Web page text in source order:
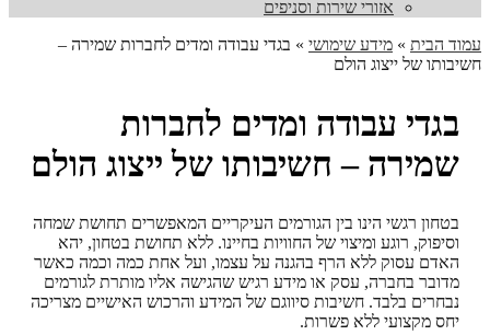
אזורי שירות וסניפים
עמוד הבית » מידע שימושי » בגדי עבודה ומדים לחברות שמירה –
חשיבותו של ייצוג הולם
בגדי עבודה ומדים לחברות
שמירה – חשיבותו של ייצוג הולם
בטחון רגשי הינו בין הגורמים העיקריים המאפשרים תחושת שמחה
וסיפוק, רוגע ומיצוי של החוויות בחיינו. ללא תחושת בטחון, יהא
האדם עסוק ללא הרף בהגנה על עצמו, ועל אחת כמה וכמה כאשר
מדובר בחברה, עסק או מידע רגיש שהגישה אליו מותרת לגורמים
נבחרים בלבד. חשיבות סיווגם של המידע והרכוש האישיים מצריכה
יחס מקצועי ללא פשרות.